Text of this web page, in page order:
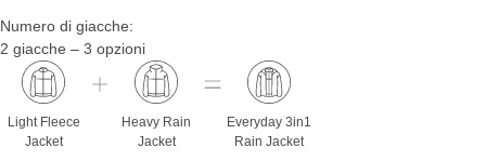
Numero di giacche:
2 giacche – 3 opzioni
Light Fleece
Jacket
Heavy Rain
Jacket
Everyday 3in1
Rain Jacket